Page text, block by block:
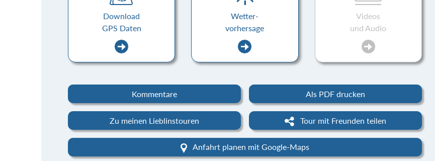
Download
GPS Daten
Wetter-
vorhersage
Videos
und Audio
Kommentare Als PDF drucken
Zu meinen Lieblinstouren Tour mit Freunden teilen
Anfahrt planen mit Google-Maps